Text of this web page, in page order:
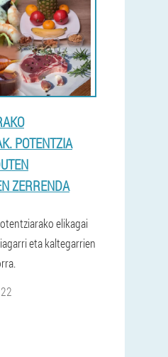
POTENTZIA
ZERRENDA
elikagai
eta kaltegarrien